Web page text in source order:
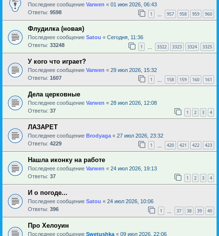
Последнее сообщение Varwen « 01 июн 2026, 06:43
Ответы: 9598 1 957 958 959 960
Флудилка (новая)
Последнее сообщение Satou « Сегодня, 11:36
Ответы: 33248 1 3322 3323 3324 3325
У кого что играет?
Последнее сообщение Varwen « 29 июл 2026, 15:32
Ответы: 1607 1 158 159 160 161
Дела церковные
Последнее сообщение Varwen « 28 июл 2026, 12:08
Ответы: 37 1 2 3 4
ЛАЗАРЕТ
Последнее сообщение Brodyaga « 27 июл 2026, 23:32
Ответы: 4229 1 420 421 422 423
Нашла иконку на работе
Последнее сообщение Varwen « 24 июл 2026, 19:13
Ответы: 37 1 2 3 4
И о погоде...
Последнее сообщение Satou « 24 июл 2026, 10:06
Ответы: 396 1 37 38 39 40
Про Хелоуин
Последнее сообщение Swetushka « 09 июл 2026, 22:06